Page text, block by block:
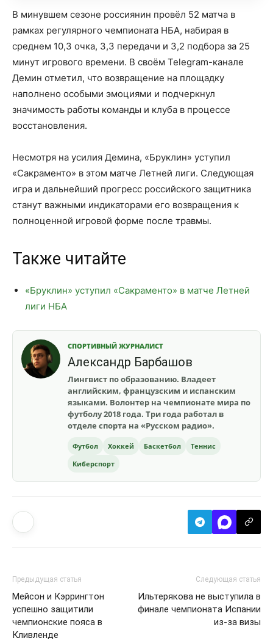
В минувшем сезоне россиянин провёл 52 матча в
рамках регулярного чемпионата НБА, набирая в
среднем 10,3 очка, 3,3 передачи и 3,2 подбора за 25
минут игрового времени. В своём Telegram-канале
Демин отметил, что возвращение на площадку
наполнено особыми эмоциями и подчеркнул
значимость работы команды и клуба в процессе
восстановления.
Несмотря на усилия Демина, «Бруклин» уступил
«Сакраменто» в этом матче Летней лиги. Следующая
игра и дальнейший прогресс российского защитника
станут важными индикаторами его возвращения к
полноценной игровой форме после травмы.
Также читайте
«Бруклин» уступил «Сакраменто» в матче Летней
лиги НБА
СПОРТИВНЫЙ ЖУРНАЛИСТ
Александр Барбашов
Лингвист по образованию. Владеет
английским, французским и испанским
языками. Волонтер на чемпионате мира по
футболу 2018 года. Три года работал в
отделе спорта на «Русском радио».
Футбол Хоккей Баскетбол
Теннис
Киберспорт
Предыдущая статья
Мейсон и Кэррингтон
успешно защитили
чемпионские пояса в
Кливленде
Следующая статья
Ильтерякова не выступила в
финале чемпионата Испании
из-за визы